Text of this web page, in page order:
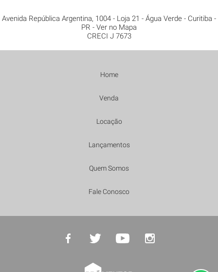
Avenida República Argentina, 1004 - Loja 21 - Água Verde - Curitiba -
PR - Ver no Mapa
CRECI J 7673
Home
Venda
Locação
Lançamentos
Quem Somos
Fale Conosco